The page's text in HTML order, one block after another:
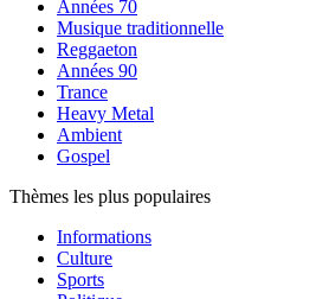
Années 70
Musique traditionnelle
Reggaeton
Années 90
Trance
Heavy Metal
Ambient
Gospel
Thèmes les plus populaires
Informations
Culture
Sports